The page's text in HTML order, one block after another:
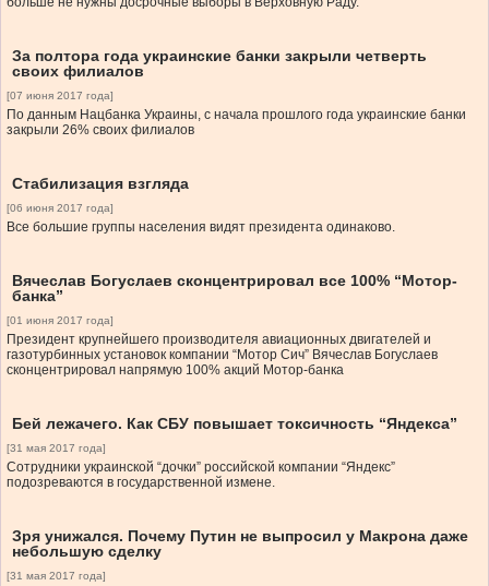
За полтора года украинские банки закрыли четверть
своих филиалов
[07 июня 2017 года]
По данным Нацбанка Украины, с начала прошлого года украинские банки
закрыли 26% своих филиалов
Стабилизация взгляда
[06 июня 2017 года]
Все большие группы населения видят президента одинаково.
Вячеслав Богуслаев сконцентрировал все 100% “Мотор-
банка”
[01 июня 2017 года]
Президент крупнейшего производителя авиационных двигателей и
газотурбинных установок компании “Мотор Сич” Вячеслав Богуслаев
сконцентрировал напрямую 100% акций Мотор-банка
Бей лежачего. Как СБУ повышает токсичность “Яндекса”
[31 мая 2017 года]
Сотрудники украинской “дочки” российской компании “Яндекс”
подозреваются в государственной измене.
Зря унижался. Почему Путин не выпросил у Макрона даже
небольшую сделку
[31 мая 2017 года]